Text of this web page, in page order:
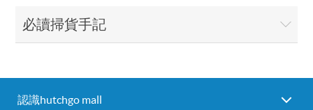
必讀掃貨手記
認識hutchgo mall